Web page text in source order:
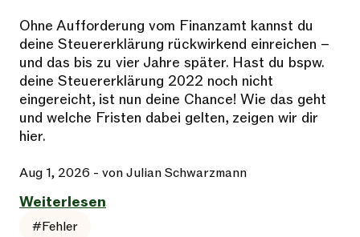
Ohne Aufforderung vom Finanzamt kannst du
deine Steuererklärung rückwirkend einreichen –
und das bis zu vier Jahre später. Hast du bspw.
deine Steuererklärung 2022 noch nicht
eingereicht, ist nun deine Chance! Wie das geht
und welche Fristen dabei gelten, zeigen wir dir
hier.
Aug 1, 2026 - von Julian Schwarzmann
Weiterlesen
#Fehler